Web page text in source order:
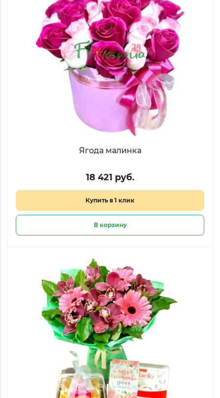
Ягода малинка
18 421 руб.
Купить в 1 клик
В корзину